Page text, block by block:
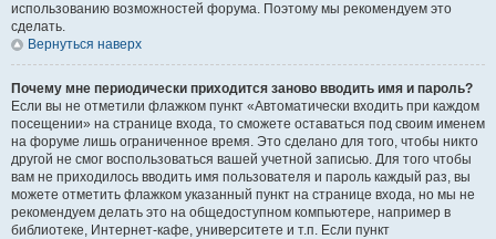
использованию возможностей форума. Поэтому мы рекомендуем это
сделать.
Вернуться наверх
Почему мне периодически приходится заново вводить имя и пароль?
Если вы не отметили флажком пункт «Автоматически входить при каждом
посещении» на странице входа, то сможете оставаться под своим именем
на форуме лишь ограниченное время. Это сделано для того, чтобы никто
другой не смог воспользоваться вашей учетной записью. Для того чтобы
вам не приходилось вводить имя пользователя и пароль каждый раз, вы
можете отметить флажком указанный пункт на странице входа, но мы не
рекомендуем делать это на общедоступном компьютере, например в
библиотеке, Интернет-кафе, университете и т.п. Если пункт